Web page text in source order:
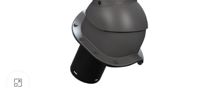
Click to enlarge